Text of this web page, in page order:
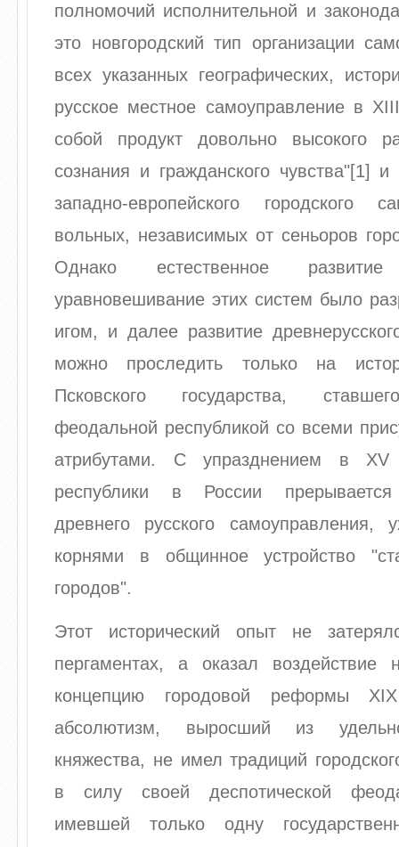
полномочий исполнительной и
это новгородский тип организации
всех указанных географических,
русское местное самоуправление в
собой продукт довольно высокого
сознания и гражданского чувства"[1]
западно-европейского городского
вольных, независимых от сеньоров
Однако естественное
уравновешивание этих систем было
игом, и далее развитие
можно проследить только на
Псковского государства,
феодальной республикой со всеми
атрибутами. С упразднением в XV
республики в России прерывается
древнего русского самоуправления,
корнями в общинное устройство
городов".
Этот исторический опыт не
пергаментах, а оказал воздействие
концепцию городовой реформы
абсолютизм, выросший из
княжества, не имел традиций
в силу своей деспотической
имевшей только одну